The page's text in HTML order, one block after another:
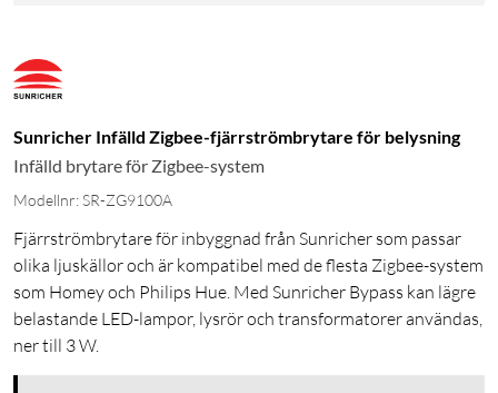
Sunricher Infälld Zigbee-fjärrströmbrytare för belysning
Infälld brytare för Zigbee-system
Modellnr: SR-ZG9100A
Fjärrströmbrytare för inbyggnad från Sunricher som passar
olika ljuskällor och är kompatibel med de flesta Zigbee-system
som Homey och Philips Hue. Med Sunricher Bypass kan lägre
belastande LED-lampor, lysrör och transformatorer användas,
ner till 3 W.